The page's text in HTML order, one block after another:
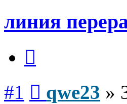
линия
#1 qwe23 »